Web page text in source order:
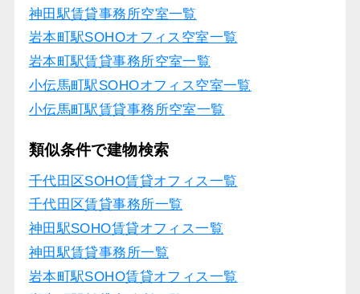
神田駅賃貸事務所空室一覧
岩本町駅SOHOオフィス空室一覧
岩本町駅賃貸事務所空室一覧
小伝馬町駅SOHOオフィス空室一覧
小伝馬町駅賃貸事務所空室一覧
類似条件で建物検索
千代田区SOHO賃貸オフィス一覧
千代田区賃貸事務所一覧
神田駅SOHO賃貸オフィス一覧
神田駅賃貸事務所一覧
岩本町駅SOHO賃貸オフィス一覧